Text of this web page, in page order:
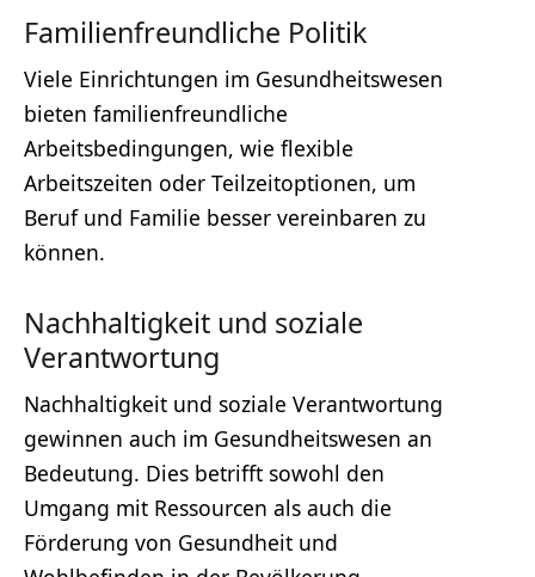
Familienfreundliche Politik
Viele Einrichtungen im Gesundheitswesen
bieten familienfreundliche
Arbeitsbedingungen, wie flexible
Arbeitszeiten oder Teilzeitoptionen, um
Beruf und Familie besser vereinbaren zu
können.
Nachhaltigkeit und soziale
Verantwortung
Nachhaltigkeit und soziale Verantwortung
gewinnen auch im Gesundheitswesen an
Bedeutung. Dies betrifft sowohl den
Umgang mit Ressourcen als auch die
Förderung von Gesundheit und